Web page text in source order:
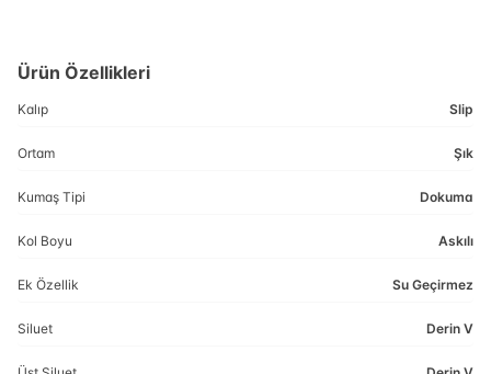
Ürün Özellikleri
Kalıp Slip
Ortam Şık
Kumaş Tipi Dokuma
Kol Boyu Askılı
Ek Özellik Su Geçirmez
Siluet Derin V